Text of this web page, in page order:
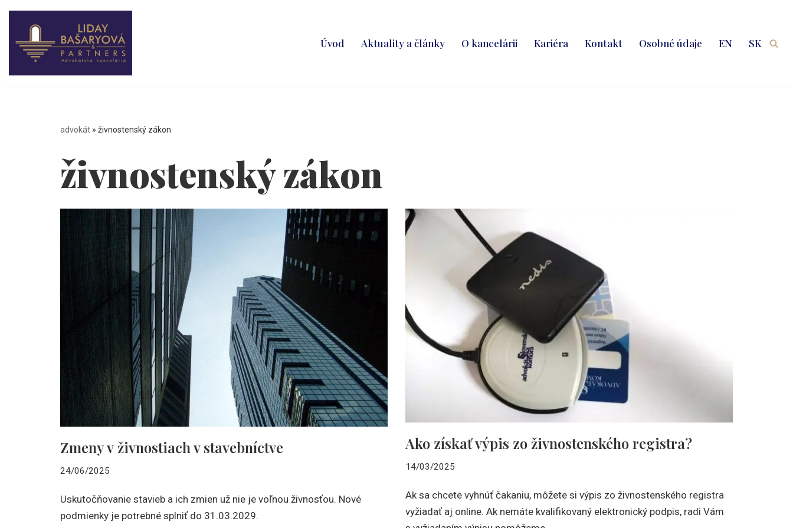
Preskočiť
Úvod Aktuality a články O kancelárii Kariéra Kontakt Osobné údaje EN SK
advokát » živnostenský zákon
živnostenský zákon
Zmeny v živnostiach v stavebníctve
24/06/2025
Uskutočňovanie stavieb a ich zmien už nie je voľnou živnosťou. Nové
podmienky je potrebné splniť do 31.03.2029.
Ako získať výpis zo živnostenského registra?
14/03/2025
Ak sa chcete vyhnúť čakaniu, môžete si výpis zo živnostenského registra
vyžiadať aj online. Ak nemáte kvalifikovaný elektronický podpis, radi Vám